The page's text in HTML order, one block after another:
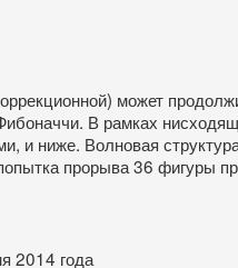
может
В рамках
и ниже. Волновая
прорыва 36 фигуры